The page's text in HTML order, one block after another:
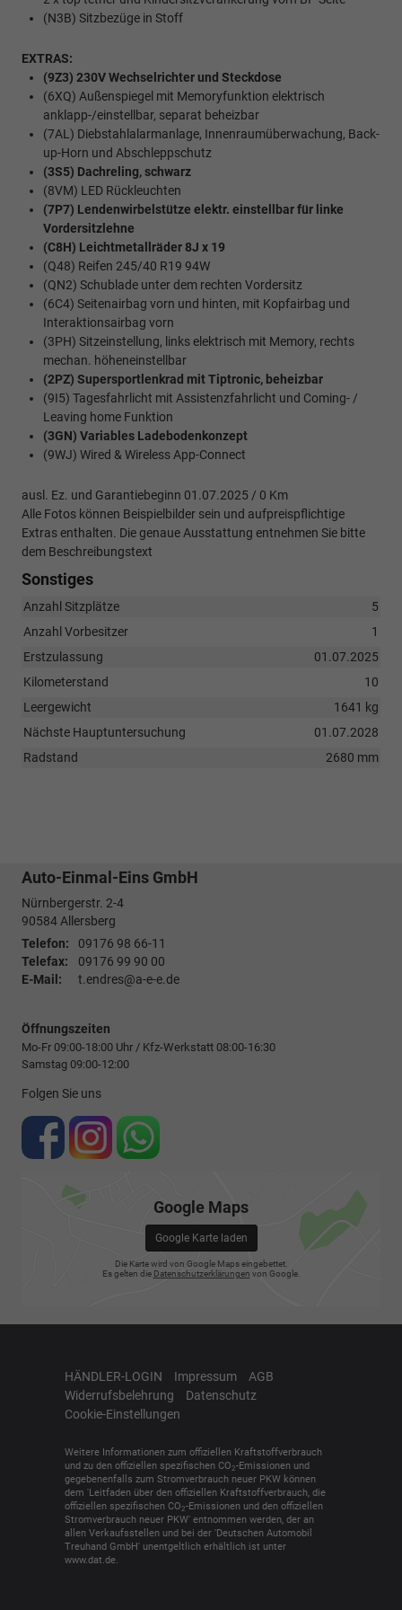
(N3B) Sitzbezüge in Stoff
EXTRAS:
(9Z3) 230V Wechselrichter und Steckdose
(6XQ) Außenspiegel mit Memoryfunktion elektrisch
anklapp-/einstellbar, separat beheizbar
(7AL) Diebstahlalarmanlage, Innenraumüberwachung, Back-
up-Horn und Abschleppschutz
(3S5) Dachreling, schwarz
(8VM) LED Rückleuchten
(7P7) Lendenwirbelstütze elektr. einstellbar für linke
Vordersitzlehne
(C8H) Leichtmetallräder 8J x 19
(Q48) Reifen 245/40 R19 94W
(QN2) Schublade unter dem rechten Vordersitz
(6C4) Seitenairbag vorn und hinten, mit Kopfairbag und
Interaktionsairbag vorn
(3PH) Sitzeinstellung, links elektrisch mit Memory, rechts
mechan. höheneinstellbar
(2PZ) Supersportlenkrad mit Tiptronic, beheizbar
(9I5) Tagesfahrlicht mit Assistenzfahrlicht und Coming- /
Leaving home Funktion
(3GN) Variables Ladebodenkonzept
(9WJ) Wired & Wireless App-Connect
ausl. Ez. und Garantiebeginn 01.07.2025 / 0 Km
Alle Fotos können Beispielbilder sein und aufpreispflichtige
Extras enthalten. Die genaue Ausstattung entnehmen Sie bitte
dem Beschreibungstext
Sonstiges
Anzahl Sitzplätze
5
Anzahl Vorbesitzer
1
Erstzulassung
01.07.2025
Kilometerstand
10
Leergewicht
1641 kg
Nächste Hauptuntersuchung
01.07.2028
Radstand
2680 mm
Auto-Einmal-Eins GmbH
Nürnbergerstr. 2-4
90584Allersberg
Telefon:
09176 98 66-11
Telefax:
09176 99 90 00
E-Mail:
t.endres@a-e-e.de
Öffnungszeiten
Mo-Fr 09:00-18:00 Uhr / Kfz-Werkstatt 08:00-16:30
Samstag 09:00-12:00
Folgen Sie uns
Google Maps
Google Karte laden
Die Karte wird von Google Maps eingebettet.
Es gelten die Datenschutzerklärungen von Google.
HÄNDLER-LOGIN Impressum
AGB
Widerrufsbelehrung
Datenschutz
Cookie-Einstellungen
Weitere Informationen zum offiziellen Kraftstoffverbrauch
und zu den offiziellen spezifischen CO2-Emissionen und
gegebenenfalls zum Stromverbrauch neuer PKW können
dem 'Leitfaden über den offiziellen Kraftstoffverbrauch, die
offiziellen spezifischen CO2-Emissionen und den offiziellen
Stromverbrauch neuer PKW' entnommen werden, der an
allen Verkaufsstellen und bei der 'Deutschen Automobil
Treuhand GmbH' unentgeltlich erhältlich ist unter
www.dat.de.